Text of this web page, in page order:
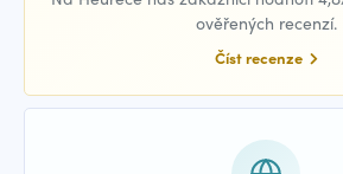
ověřených recenzí.
Číst recenze